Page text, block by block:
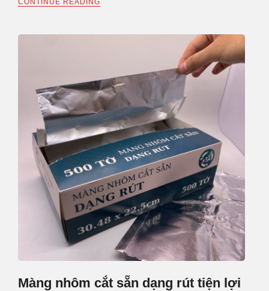
Màng nhôm cắt sẵn dạng rút tiện lợi